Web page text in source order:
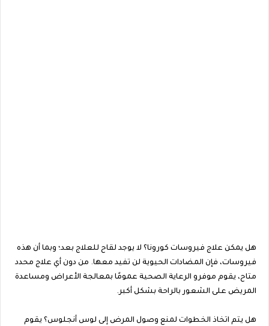
هل يمكن علاج فيروسات كورونا؟ لا يوجد لقاح للعلاج بعد؛ وبما أن هذه
فيروسات، فإن المضادات الحيوية لن تفيد معها. من دون أي علاج محدد
متاح، يقوم موفرو الرعاية الصحية عمومًا بمعالجة الأعراض ومساعدة
المريض على الشعور بالراحة بشكل أكبر.
هل يتم اتخاذ الخطوات لمنع وصول المرض إلى لوس أنجلوس؟ يقوم